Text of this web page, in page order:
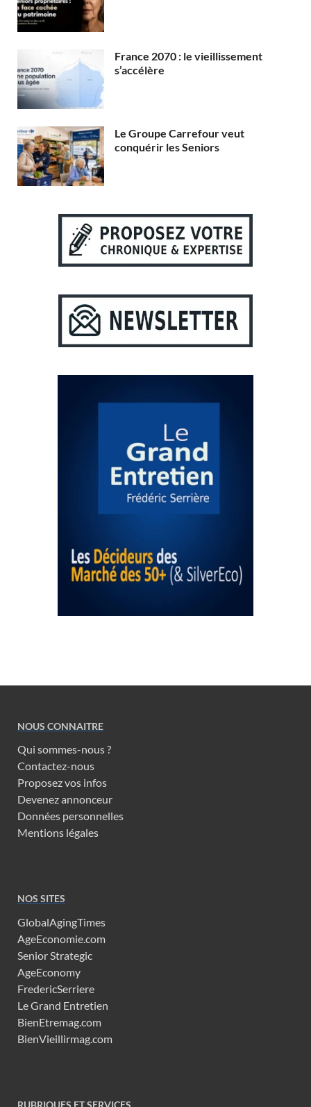
France 2070 : le vieillissement
s’accélère
Le Groupe Carrefour veut
conquérir les Seniors
NOUS CONNAITRE
Qui sommes-nous ?
Contactez-nous
Proposez vos infos
Devenez annonceur
Données personnelles
Mentions légales
NOS SITES
GlobalAgingTimes
AgeEconomie.com
Senior Strategic
AgeEconomy
FredericSerriere
Le Grand Entretien
BienEtremag.com
BienVieillirmag.com
RUBRIQUES ET SERVICES